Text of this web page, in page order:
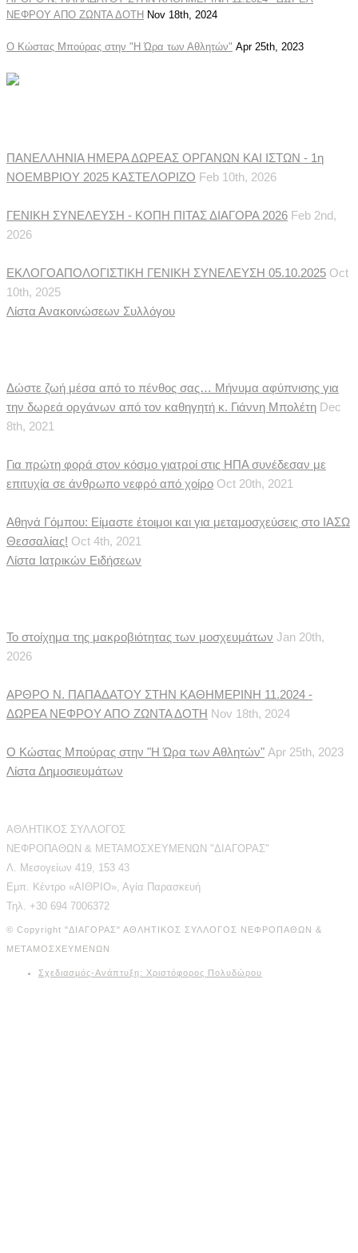
ΝΕΦΡΟΥ ΑΠΟ ΖΩΝΤΑ ΔΟΤΗ Nov 18th, 2024
Ο Κώστας Μπούρας στην "Η Ώρα των Αθλητών" Apr 25th, 2023
ΠΑΝΕΛΛΗΝΙΑ ΗΜΕΡΑ ΔΩΡΕΑΣ ΟΡΓΑΝΩΝ ΚΑΙ ΙΣΤΩΝ - 1η
ΝΟΕΜΒΡΙΟΥ 2025 ΚΑΣΤΕΛΟΡΙΖΟ Feb 10th, 2026
ΓΕΝΙΚΗ ΣΥΝΕΛΕΥΣΗ - ΚΟΠΗ ΠΙΤΑΣ ΔΙΑΓΟΡΑ 2026 Feb 2nd,
2026
ΕΚΛΟΓΟΑΠΟΛΟΓΙΣΤΙΚΗ ΓΕΝΙΚΗ ΣΥΝΕΛΕΥΣΗ 05.10.2025 Oct
10th, 2025
Λίστα Ανακοινώσεων Συλλόγου
Δώστε ζωή μέσα από το πένθος σας… Μήνυμα αφύπνισης για
την δωρεά οργάνων από τον καθηγητή κ. Γιάννη Μπολέτη Dec
8th, 2021
Για πρώτη φορά στον κόσμο γιατροί στις ΗΠΑ συνέδεσαν με
επιτυχία σε άνθρωπο νεφρό από χοίρο Oct 20th, 2021
Αθηνά Γόμπου: Είμαστε έτοιμοι και για μεταμοσχεύσεις στο ΙΑΣΩ
Θεσσαλίας! Oct 4th, 2021
Λίστα Ιατρικών Ειδήσεων
Το στοίχημα της μακροβιότητας των μοσχευμάτων Jan 20th,
2026
ΑΡΘΡΟ Ν. ΠΑΠΑΔΑΤΟΥ ΣΤΗΝ ΚΑΘΗΜΕΡΙΝΗ 11.2024 -
ΔΩΡΕΑ ΝΕΦΡΟΥ ΑΠΟ ΖΩΝΤΑ ΔΟΤΗ Nov 18th, 2024
Ο Κώστας Μπούρας στην "Η Ώρα των Αθλητών" Apr 25th, 2023
Λίστα Δημοσιευμάτων
ΑΘΛΗΤΙΚΟΣ ΣΥΛΛΟΓΟΣ
ΝΕΦΡΟΠΑΘΩΝ & ΜΕΤΑΜΟΣΧΕΥΜΕΝΩΝ "ΔΙΑΓΟΡΑΣ"
Λ. Μεσογείων 419, 153 43
Εμπ. Κέντρο «ΑΙΘΡΙΟ», Αγία Παρασκευή
Τηλ. +30 694 7006372
© Copyright "ΔΙΑΓΟΡΑΣ" ΑΘΛΗΤΙΚΟΣ ΣΥΛΛΟΓΟΣ ΝΕΦΡΟΠΑΘΩΝ &
ΜΕΤΑΜΟΣΧΕΥΜΕΝΩΝ
Σχεδιασμός-Ανάπτυξη: Χριστόφορος Πολυδώρου